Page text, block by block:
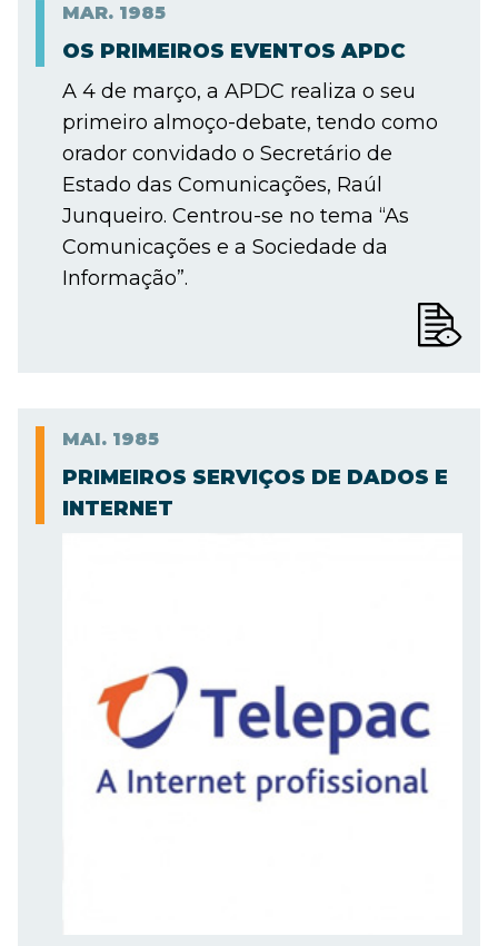
MAR. 1985
OS PRIMEIROS EVENTOS APDC
A 4 de março, a APDC realiza o seu
primeiro almoço-debate, tendo como
orador convidado o Secretário de
Estado das Comunicações, Raúl
Junqueiro. Centrou-se no tema “As
Comunicações e a Sociedade da
Informação”.
MAI. 1985
PRIMEIROS SERVIÇOS DE DADOS E
INTERNET